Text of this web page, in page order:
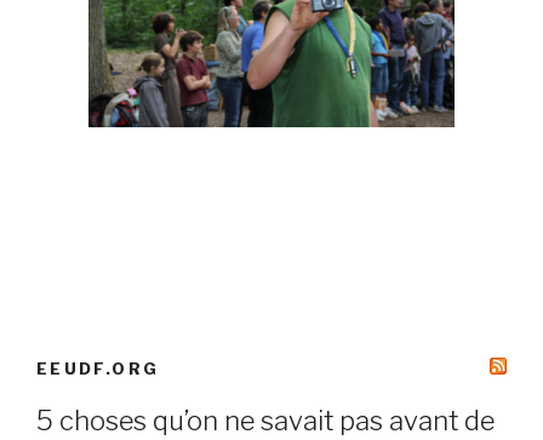
EEUDF.ORG
5 choses qu’on ne savait pas avant de